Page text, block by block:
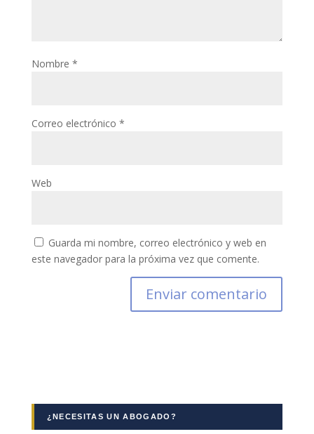
Nombre *
Correo electrónico *
Web
Guarda mi nombre, correo electrónico y web en
este navegador para la próxima vez que comente.
¿NECESITAS UN ABOGADO?